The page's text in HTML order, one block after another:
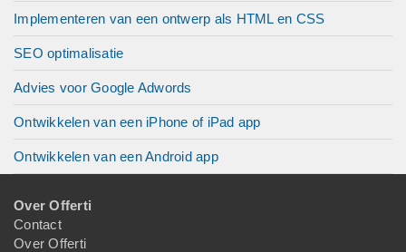
Implementeren van een ontwerp als HTML en CSS
SEO optimalisatie
Advies voor Google Adwords
Ontwikkelen van een iPhone of iPad app
Ontwikkelen van een Android app
Over Offerti
Contact
Over Offerti